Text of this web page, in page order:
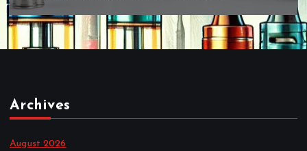
Archives
August 2026